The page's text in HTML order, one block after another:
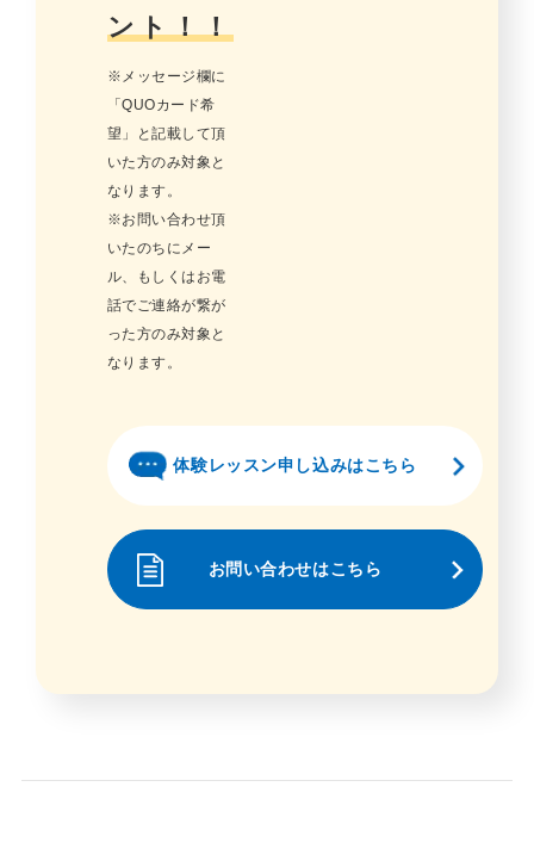
ント！！
※メッセージ欄に
「QUOカード希
望」と記載して頂
いた方のみ対象と
なります。
※お問い合わせ頂
いたのちにメー
ル、もしくはお電
話でご連絡が繋が
った方のみ対象と
なります。
体験レッスン申し込みはこちら
お問い合わせはこちら